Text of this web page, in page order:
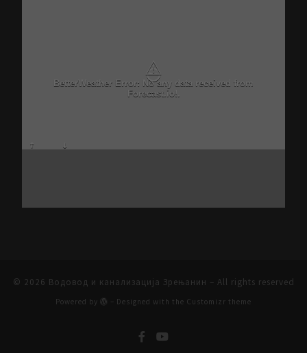
⚠
BetterWeather Error: No any data received from
Forecast.io!.
© 2026 Водовод и канализација Зрењанин – All rights reserved
Powered by – Designed with the Customizr theme